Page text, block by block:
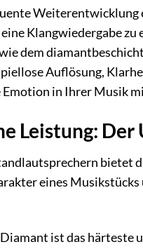
Klangwiedergabe
dem
Auflösung,
in Ihrer Musik
Leistung:
bietet
eines
Diamant ist das härteste